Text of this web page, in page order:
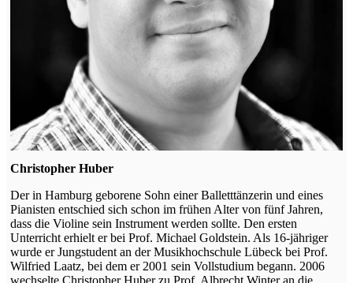
Christopher Huber
Der in Hamburg geborene Sohn einer Balletttänzerin und eines
Pianisten entschied sich schon im frühen Alter von fünf Jahren,
dass die Violine sein Instrument werden sollte. Den ersten
Unterricht erhielt er bei Prof. Michael Goldstein. Als 16-jähriger
wurde er Jungstudent an der Musikhochschule Lübeck bei Prof.
Wilfried Laatz, bei dem er 2001 sein Vollstudium begann. 2006